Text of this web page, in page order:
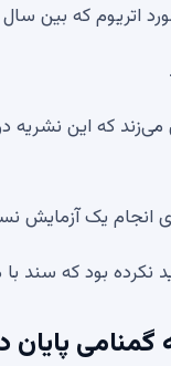
2020 تا 2026 منتشر شده است،
یک آزمایش
نکرده بود که
پایان